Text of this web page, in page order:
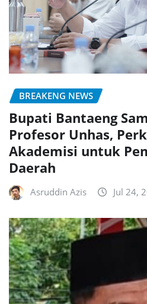
BREAKENG NEWS
Bupati Bantaeng
Profesor Unhas,
Akademisi untuk
Daerah
Asruddin Azis Jul 24,